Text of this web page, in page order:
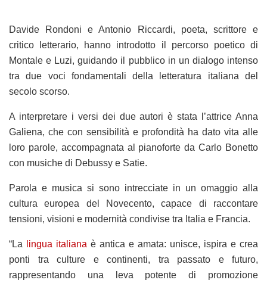
Davide Rondoni e Antonio Riccardi, poeta, scrittore e
critico letterario, hanno introdotto il percorso poetico di
Montale e Luzi, guidando il pubblico in un dialogo intenso
tra due voci fondamentali della letteratura italiana del
secolo scorso.
A interpretare i versi dei due autori è stata l’attrice Anna
Galiena, che con sensibilità e profondità ha dato vita alle
loro parole, accompagnata al pianoforte da Carlo Bonetto
con musiche di Debussy e Satie.
Parola e musica si sono intrecciate in un omaggio alla
cultura europea del Novecento, capace di raccontare
tensioni, visioni e modernità condivise tra Italia e Francia.
“La lingua italiana è antica e amata: unisce, ispira e crea
ponti tra culture e continenti, tra passato e futuro,
rappresentando una leva potente di promozione